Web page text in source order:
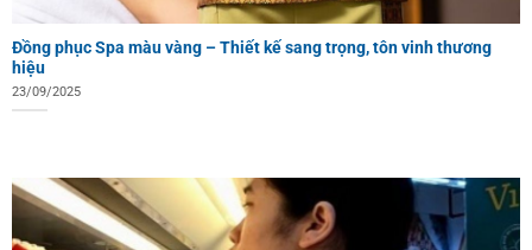
Đồng phục Spa màu vàng – Thiết kế sang trọng, tôn vinh thương
hiệu
23/09/2025